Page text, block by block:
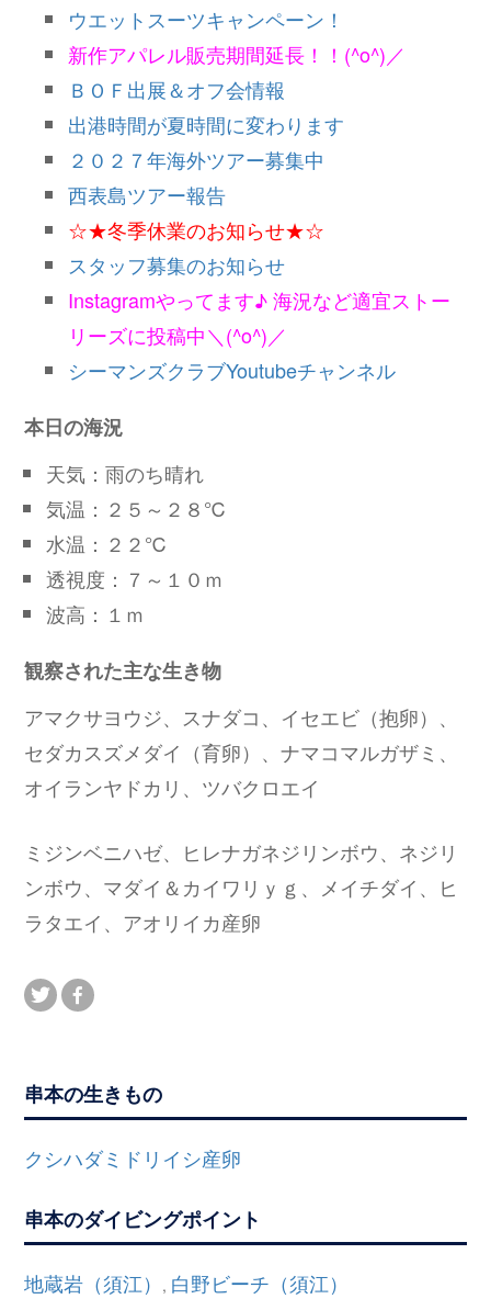
ウエットスーツキャンペーン！
新作アパレル販売期間延長！！(^o^)／
ＢＯＦ出展＆オフ会情報
出港時間が夏時間に変わります
２０２７年海外ツアー募集中
西表島ツアー報告
☆★冬季休業のお知らせ★☆
スタッフ募集のお知らせ
Instagramやってます♪ 海況など適宜ストー
リーズに投稿中＼(^o^)／
シーマンズクラブYoutubeチャンネル
本日の海況
天気：雨のち晴れ
気温：２５～２８℃
水温：２２℃
透視度：７～１０ｍ
波高：１ｍ
観察された主な生き物
アマクサヨウジ、スナダコ、イセエビ（抱卵）、
セダカスズメダイ（育卵）、ナマコマルガザミ、
オイランヤドカリ、ツバクロエイ
ミジンベニハゼ、ヒレナガネジリンボウ、ネジリ
ンボウ、マダイ＆カイワリｙｇ、メイチダイ、ヒ
ラタエイ、アオリイカ産卵
串本の生きもの
クシハダミドリイシ産卵
串本のダイビングポイント
地蔵岩（須江） , 白野ビーチ（須江）